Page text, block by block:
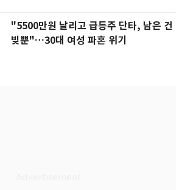
"5500만원 날리고 급등주 단타, 남은 건
빚뿐"…30대 여성 파혼 위기